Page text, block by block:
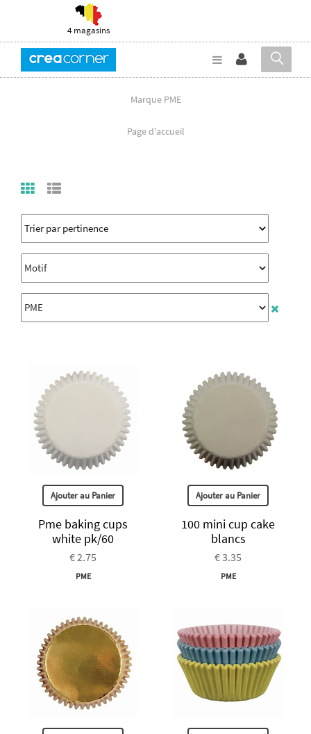
4 magasins
Marque PME
Page d'accueil
Ajouter au Panier
Pme baking cups
white pk/60
€ 2.75
PME
Ajouter au Panier
100 mini cup cake
blancs
€ 3.35
PME